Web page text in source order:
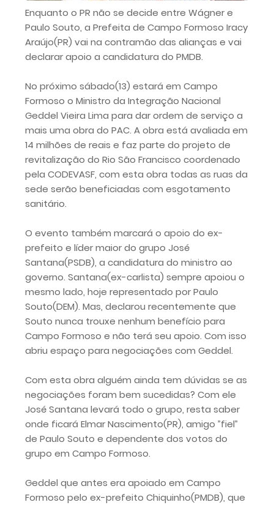
Enquanto o PR não se decide entre Wágner e
Paulo Souto, a Prefeita de Campo Formoso Iracy
Araújo(PR) vai na contramão das alianças e vai
declarar apoio a candidatura do PMDB.
No próximo sábado(13) estará em Campo
Formoso o Ministro da Integração Nacional
Geddel Vieira Lima para dar ordem de serviço a
mais uma obra do PAC. A obra está avaliada em
14 milhões de reais e faz parte do projeto de
revitalização do Rio São Francisco coordenado
pela CODEVASF, com esta obra todas as ruas da
sede serão beneficiadas com esgotamento
sanitário.
O evento também marcará o apoio do ex-
prefeito e líder maior do grupo José
Santana(PSDB), a candidatura do ministro ao
governo. Santana(ex-carlista) sempre apoiou o
mesmo lado, hoje representado por Paulo
Souto(DEM). Mas, declarou recentemente que
Souto nunca trouxe nenhum benefício para
Campo Formoso e não terá seu apoio. Com isso
abriu espaço para negociações com Geddel.
Com esta obra alguém ainda tem dúvidas se as
negociações foram bem sucedidas? Com ele
José Santana levará todo o grupo, resta saber
onde ficará Elmar Nascimento(PR), amigo ”fiel”
de Paulo Souto e dependente dos votos do
grupo em Campo Formoso.
Geddel que antes era apoiado em Campo
Formoso pelo ex-prefeito Chiquinho(PMDB), que